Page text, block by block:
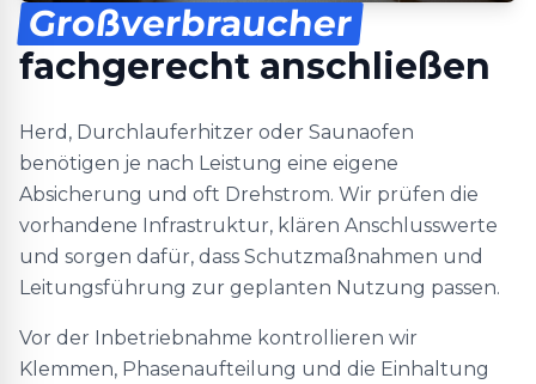
Großverbraucher
fachgerecht anschließen
Herd, Durchlauferhitzer oder Saunaofen
benötigen je nach Leistung eine eigene
Absicherung und oft Drehstrom. Wir prüfen die
vorhandene Infrastruktur, klären Anschlusswerte
und sorgen dafür, dass Schutzmaßnahmen und
Leitungsführung zur geplanten Nutzung passen.
Vor der Inbetriebnahme kontrollieren wir
Klemmen, Phasenaufteilung und die Einhaltung